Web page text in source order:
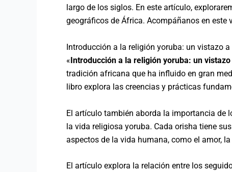
largo de los siglos. En este artículo,
geográficos de África. Acompáñanos en
Introducción a la religión yoruba: un vistazo
«Introducción a la religión yoruba: un
tradición africana que ha influido en gran
libro explora las creencias y prácticas
El artículo también aborda la importancia de
la vida religiosa yoruba. Cada orisha tiene
aspectos de la vida humana, como el amor,
El artículo explora la relación entre los